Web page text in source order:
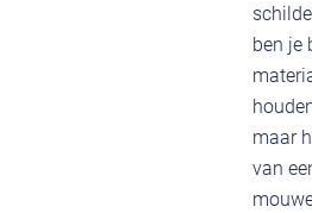
ben je
maar
van